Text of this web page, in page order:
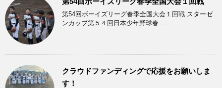
第54回ボーイズリーグ春季全国大会１回戦 スターゼ
ンカップ第５４回日本少年野球春 ...
クラウドファンディングで応援をお願いしま
す！